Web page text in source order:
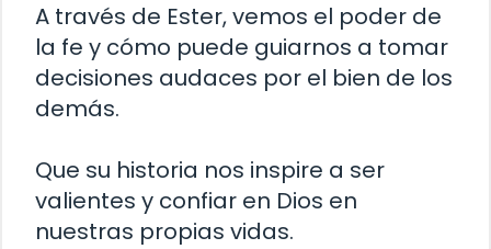
A través de Ester, vemos el poder de
la fe y cómo puede guiarnos a tomar
decisiones audaces por el bien de los
demás.
Que su historia nos inspire a ser
valientes y confiar en Dios en
nuestras propias vidas.